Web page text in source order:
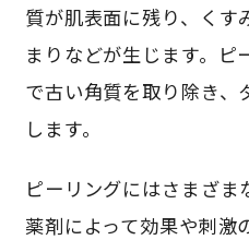
質が肌表面に残り、くす
まりなどが生じます。ピ
で古い角質を取り除き、
します。
ピーリングにはさまざま
薬剤によって効果や刺激